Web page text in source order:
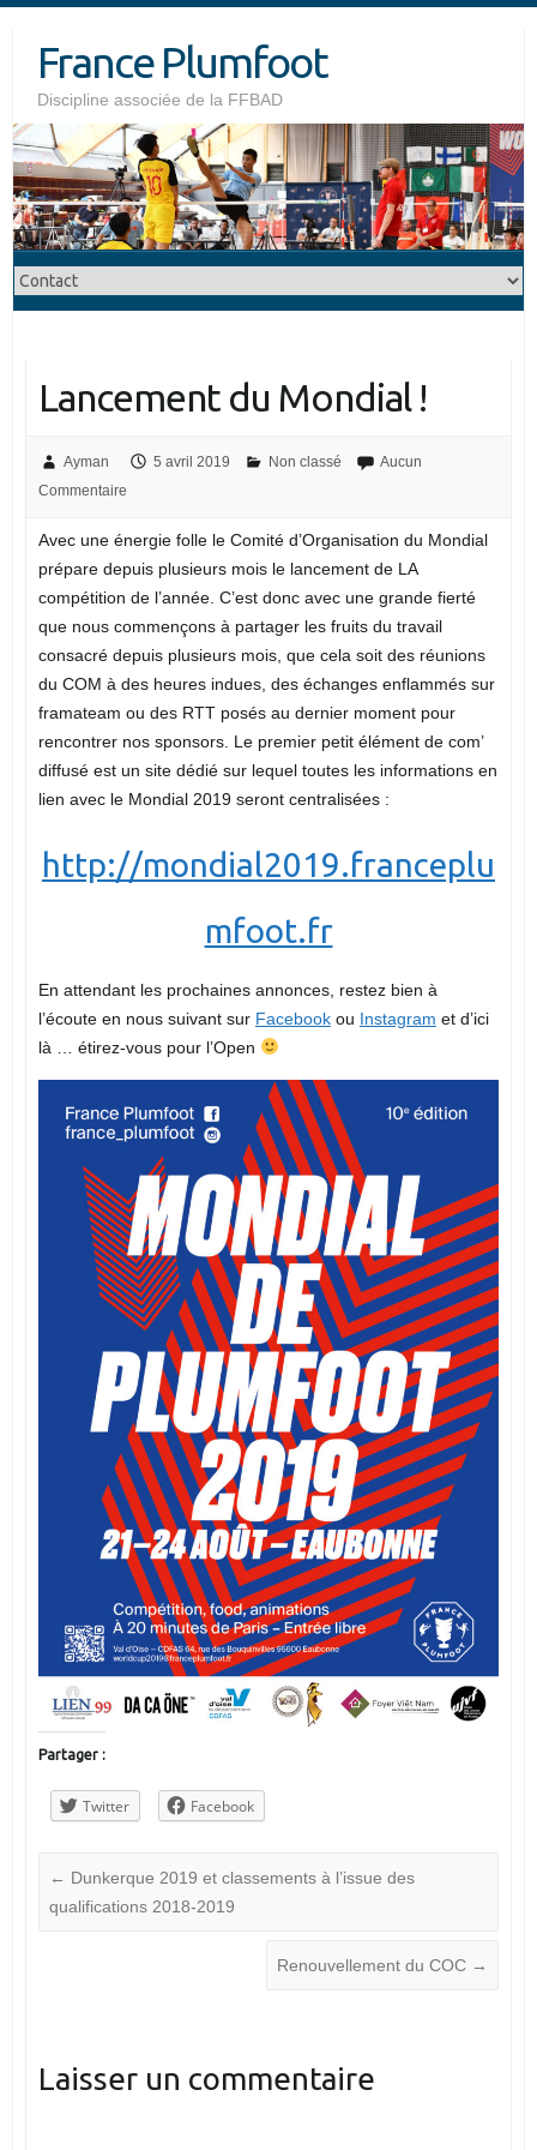
contentFrance Plumfoot
Discipline associée de la FFBAD
Lancement du Mondial !
Ayman 5 avril 2019 Non classé
Aucun
Commentaire
Avec une énergie folle le Comité d’Organisation du Mondial
prépare depuis plusieurs mois le lancement de LA
compétition de l’année. C’est donc avec une grande fierté
que nous commençons à partager les fruits du travail
consacré depuis plusieurs mois, que cela soit des réunions
du COM à des heures indues, des échanges enflammés sur
framateam ou des RTT posés au dernier moment pour
rencontrer nos sponsors. Le premier petit élément de com’
diffusé est un site dédié sur lequel toutes les informations en
lien avec le Mondial 2019 seront centralisées :
http://mondial2019.franceplu
mfoot.fr
En attendant les prochaines annonces, restez bien à
l’écoute en nous suivant sur Facebookou Instagram et d’ici
là … étirez-vous pour l’Open
Partager :
Twitter Facebook
← Dunkerque 2019 et classements à l’issue des
qualifications 2018-2019
Renouvellement du COC →
Laisser un commentaire